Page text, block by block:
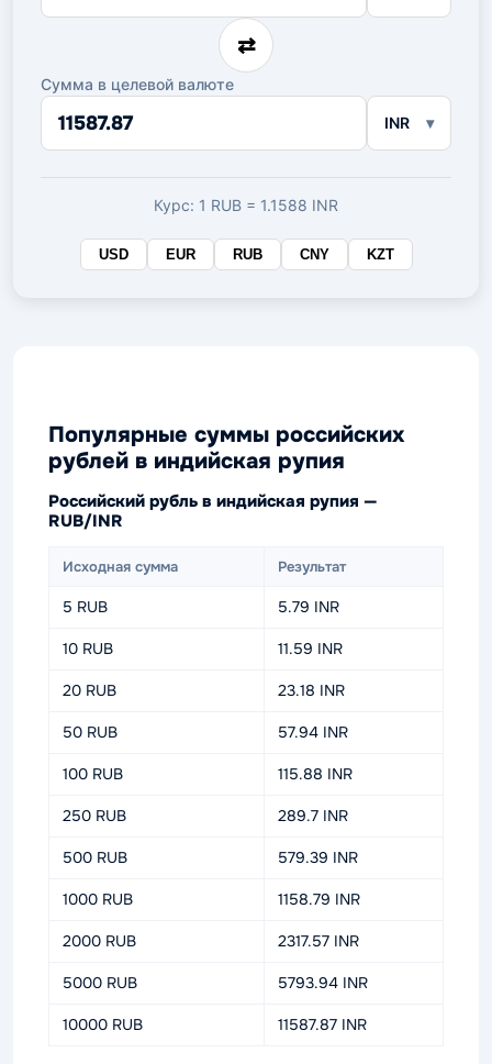
исходной
⇄
Сумма в целевой валюте
Сумма
целевой
валюте
INR
Курс: 1 RUB = 1.1588 INR
USD EUR RUB CNY KZT
Популярные суммы российских
рублей в индийская рупия
Российский рубль в индийская рупия —
RUB/INR
Исходная сумма Результат
5 RUB 5.79 INR
10 RUB 11.59 INR
20 RUB 23.18 INR
50 RUB 57.94 INR
100 RUB 115.88 INR
250 RUB 289.7 INR
500 RUB 579.39 INR
1000 RUB 1158.79 INR
2000 RUB 2317.57 INR
5000 RUB 5793.94 INR
10000 RUB 11587.87 INR